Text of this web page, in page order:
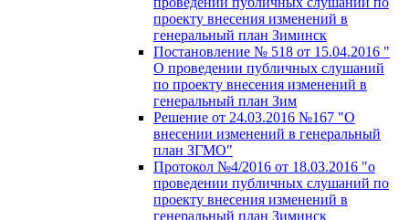
проекту внесения изменений в
генеральный план Зиминск
Постановление № 518 от 15.04.2016 "
О проведении публичных слушаний
по проекту внесения изменений в
генеральный план Зим
Решение от 24.03.2016 №167 "О
внесении изменений в генеральный
план ЗГМО"
Протокол №4/2016 от 18.03.2016 "о
проведении публичных слушаний по
проекту внесения изменений в
генеральный план Зиминск